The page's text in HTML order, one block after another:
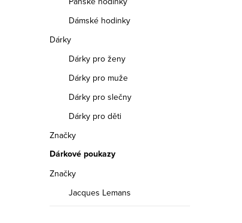
Dámské hodinky
Dárky
Dárky pro ženy
Dárky pro muže
Dárky pro slečny
Dárky pro děti
Značky
Dárkové poukazy
Značky
Jacques Lemans